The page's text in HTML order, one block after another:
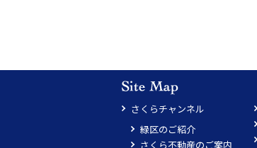
さくらチャンネル
緑区のご紹介
さくら不動産のご案内